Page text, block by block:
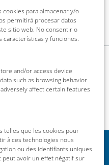
para almacenar y/o
permitirá procesar datos
sitio web. No consentir o
y funciones.
and/or access device
such as browsing behavior
affect certain features
telles que les cookies pour
à ces technologies nous
ou des identifiants uniques
avoir un effet négatif sur